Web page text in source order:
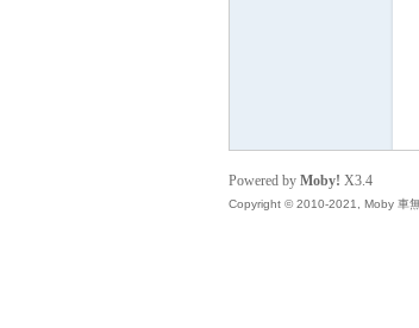
Powered by Moby! X3.4
Copyright © 2010-2021, Moby 車無